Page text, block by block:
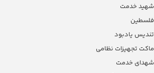
شهید خدمت
فلسطین
تندیس یادبود
ماکت تجهیزات نظامی
شهدای خدمت